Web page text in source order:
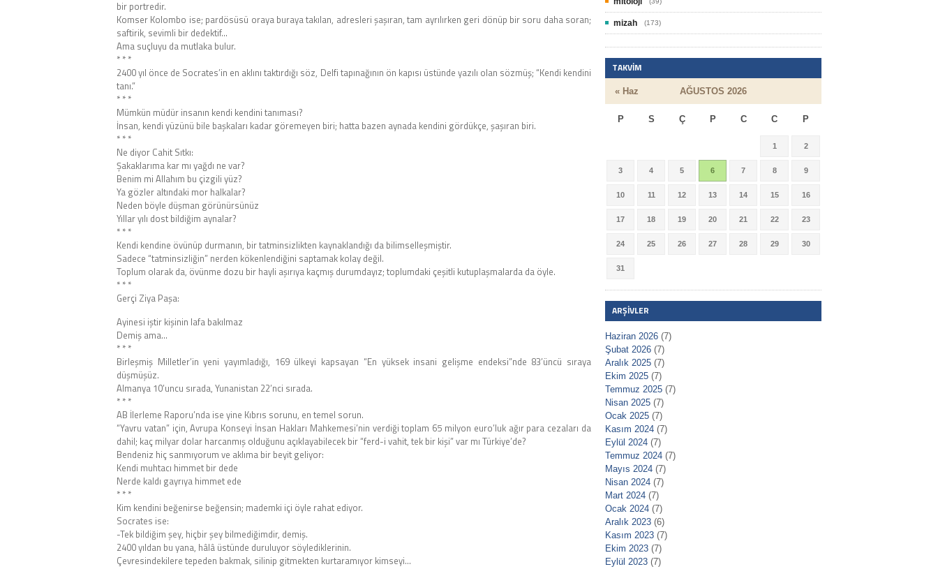
bir portredir.
Komser Kolombo ise; pardösüsü oraya buraya takılan, adresleri şaşıran, tam ayrılırken geri dönüp bir soru daha soran;
saftirik, sevimli bir dedektif…
Ama suçluyu da mutlaka bulur.
* * *
2400 yıl önce de Socrates’in en aklını taktırdığı söz, Delfi tapınağının ön kapısı üstünde yazılı olan sözmüş; “Kendi kendini
tanı.”
* * *
Mümkün müdür insanın kendi kendini tanıması?
İnsan, kendi yüzünü bile başkaları kadar göremeyen biri; hatta bazen aynada kendini gördükçe, şaşıran biri.
* * *
Ne diyor Cahit Sıtkı:
Şakaklarıma kar mı yağdı ne var?
Benim mi Allahım bu çizgili yüz?
Ya gözler altındaki mor halkalar?
Neden böyle düşman görünürsünüz
Yıllar yılı dost bildiğim aynalar?
* * *
Kendi kendine övünüp durmanın, bir tatminsizlikten kaynaklandığı da bilimselleşmiştir.
Sadece “tatminsizliğin” nerden kökenlendiğini saptamak kolay değil.
Toplum olarak da, övünme dozu bir hayli aşırıya kaçmış durumdayız; toplumdaki çeşitli kutuplaşmalarda da öyle.
* * *
Gerçi Ziya Paşa:
Ayinesi iştir kişinin lafa bakılmaz
Demiş ama…
* * *
Birleşmiş Milletler’in yeni yayımladığı, 169 ülkeyi kapsayan “En yüksek insani gelişme endeksi”nde 83’üncü sıraya
düşmüşüz.
Almanya 10’uncu sırada, Yunanistan 22’nci sırada.
* * *
AB İlerleme Raporu’nda ise yine Kıbrıs sorunu, en temel sorun.
“Yavru vatan” için, Avrupa Konseyi İnsan Hakları Mahkemesi’nin verdiği toplam 65 milyon euro’luk ağır para cezaları da
dahil; kaç milyar dolar harcanmış olduğunu açıklayabilecek bir “ferd-i vahit, tek bir kişi” var mı Türkiye’de?
Bendeniz hiç sanmıyorum ve aklıma bir beyit geliyor:
Kendi muhtacı himmet bir dede
Nerde kaldı gayrıya himmet ede
* * *
Kim kendini beğenirse beğensin; mademki içi öyle rahat ediyor.
Socrates ise:
-Tek bildiğim şey, hiçbir şey bilmediğimdir, demiş.
2400 yıldan bu yana, hâlâ üstünde duruluyor söylediklerinin.
Çevresindekilere tepeden bakmak, silinip gitmekten kurtaramıyor kimseyi…
mizah (173)
TAKVIM
AĞUSTOS 2026
P S Ç P C C P
« Haz
1 2
3 4 5 6 7 8 9
10 11 12 13 14 15 16
17 18 19 20 21 22 23
24 25 26 27 28 29 30
31
ARŞIVLER
Haziran 2026 (7)
Şubat 2026 (7)
Aralık 2025 (7)
Ekim 2025 (7)
Temmuz 2025 (7)
Nisan 2025 (7)
Ocak 2025 (7)
Kasım 2024 (7)
Eylül 2024 (7)
Temmuz 2024 (7)
Mayıs 2024 (7)
Nisan 2024 (7)
Mart 2024 (7)
Ocak 2024 (7)
Aralık 2023 (6)
Kasım 2023 (7)
Ekim 2023 (7)
Eylül 2023 (7)